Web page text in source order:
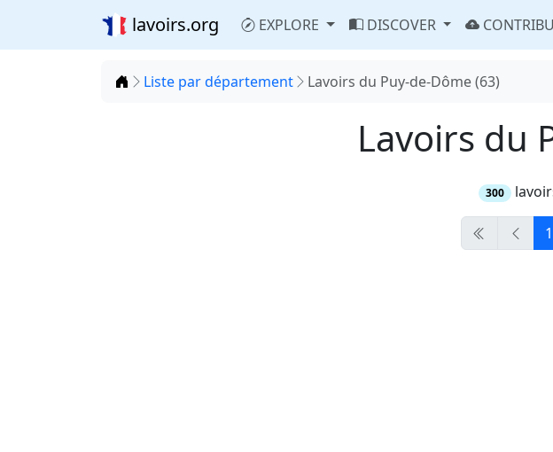
lavoirs.org EXPLORE DISCOVER
Accueil
Liste par département Lavoirs du Puy-de-Dôme (63)
Lavoirs du
300
1